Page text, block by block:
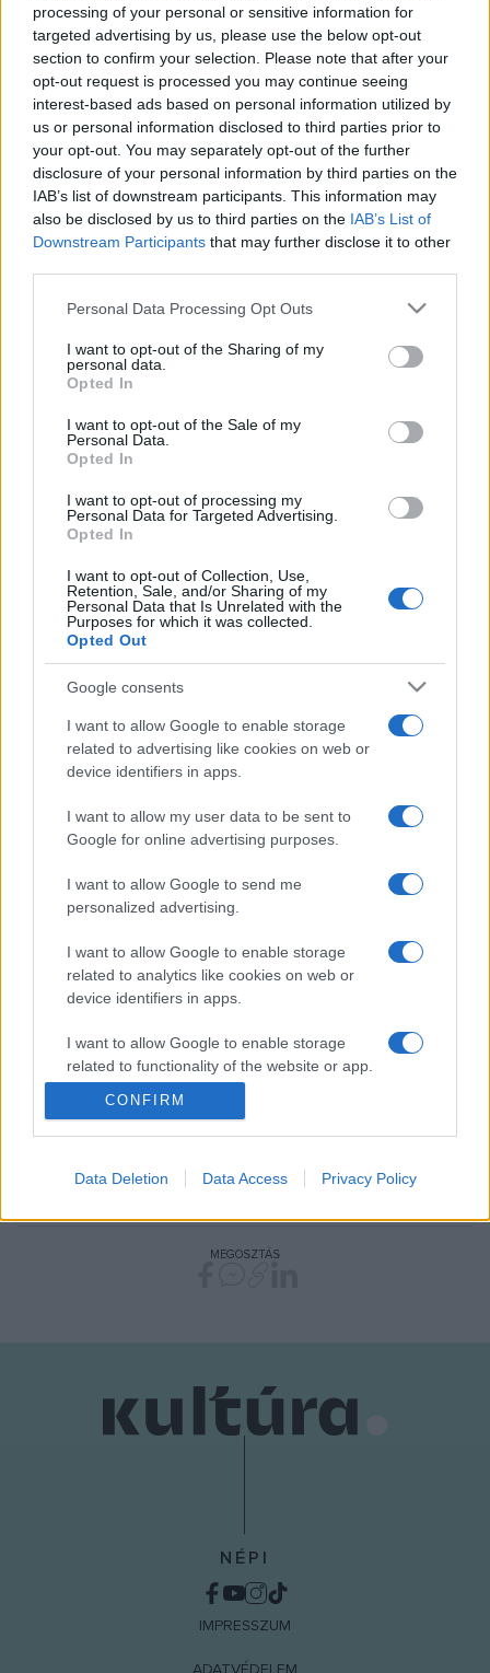
processing of your personal or sensitive information for
targeted advertising by us, please use the below opt-out
section to confirm your selection. Please note that after your
opt-out request is processed you may continue seeing
interest-based ads based on personal information utilized by
us or personal information disclosed to third parties prior to
your opt-out. You may separately opt-out of the further
disclosure of your personal information by third parties on the
IAB’s list of downstream participants. This information may
also be disclosed by us to third parties on the IAB’s List of
Downstream Participants that may further disclose it to other
Please note that this website/app uses one or more Google
not limited to your visit or usage behaviour. You may click to
grant or deny consent to Google and its third-party tags to
use your data for below specified purposes in below Google
consent section.
Personal Data Processing Opt Outs
I want to opt-out of the Sharing of my
personal data.
Opted In
I want to opt-out of the Sale of my
Personal Data.
Opted In
I want to opt-out of processing my
Personal Data for Targeted Advertising.
Opted In
I want to opt-out of Collection, Use,
Retention, Sale, and/or Sharing of my
Personal Data that Is Unrelated with the
Purposes for which it was collected.
Opted Out
Google consents
I want to allow Google to enable storage
related to advertising like cookies on web or
device identifiers in apps.
I want to allow my user data to be sent to
Google for online advertising purposes.
I want to allow Google to send me
personalized advertising.
I want to allow Google to enable storage
related to analytics like cookies on web or
device identifiers in apps.
I want to allow Google to enable storage
related to functionality of the website or app.
I want to allow Google to enable storage
related to personalization.
I want to allow Google to enable storage
functionality and fraud prevention, and other
CONFIRM
Data Deletion Data Access Privacy Policy
rektorhelyettes, Dr. Kutnyánszky Csaba karvezető,
tanszékvezető egyetemi tanár, oktatási rektorhelyettes,
Onczay Csaba Kossuth-díjas gordonkaművész, professor
emeritus, Medveczky Ádám Kossuth-díjas karmester,
címzetes egyetemi tanár, Hőna Gusztáv Liszt-díjas
harsonaművész, professor emeritus, valamint Dráfi Kálmán
Liszt-díjas zongoraművész, tanszékvezető egyetemi tanár.
A díjátadó szeptember 3-án lesz a Zeneakadémián.
Kelemen Barnabásról méltatásában Medveczky Ádám úgy
fogalmaz: „a főiskolai növendékzenekarban láttam meg
először, a második hegedű első pultjánál ült. Mozart-áriákat
szólistával. Ideális kamaramuzsikus. Nagyszerű
vonósnégyesével fantasztikus koncerteket adott.
Kérlelhetetlenül igényes, úgy is mint tanár, és mint partner.
De ez az igényesség nem erőszakos; magától értetődő
és alázat.”
Zombola Péterről Fekete Gyula írt laudációt, amelyben a
magyar zeneszerzők középgenerációjának különleges
alakjaként említi a kitüntetettet. „Zombola tanárai, Orbán
György és Jeney Zoltán kifürkészhetetlen alkotói
szabadságát, illetve rigorózus szerkesztettségét vegyíti,
műveinek központi gondolata a transzcendens keresése, a
törekvés annak megszólaltatására hangokkal. Tanárként
érzelmileg is bevonja hallgatóit, a társművészetek között
pedig igyekszik hidat verni” – olvasható a méltatásban.
Nyitókép: Zombola Péter, fotó: Szecsődi Balázs
BARTÓK-PÁSZTORY-DÍJ KELEMEN BARNABÁS
MEGOSZTÁS
NÉPI
IMPRESSZUM
ADATVÉDELEM